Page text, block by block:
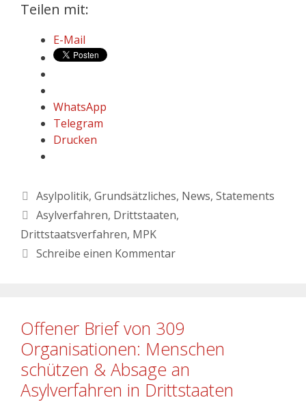
Teilen mit:
E-Mail
WhatsApp
Telegram
Drucken
Asylpolitik, Grundsätzliches, News, Statements
Asylverfahren, Drittstaaten,
Drittstaatsverfahren, MPK
Schreibe einen Kommentar
Offener Brief von 309
Organisationen: Menschen
schützen & Absage an
Asylverfahren in Drittstaaten